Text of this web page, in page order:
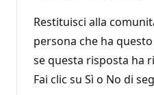
Restituisci alla
persona che ha
se questa risposta ha
Fai clic su Sì o No di